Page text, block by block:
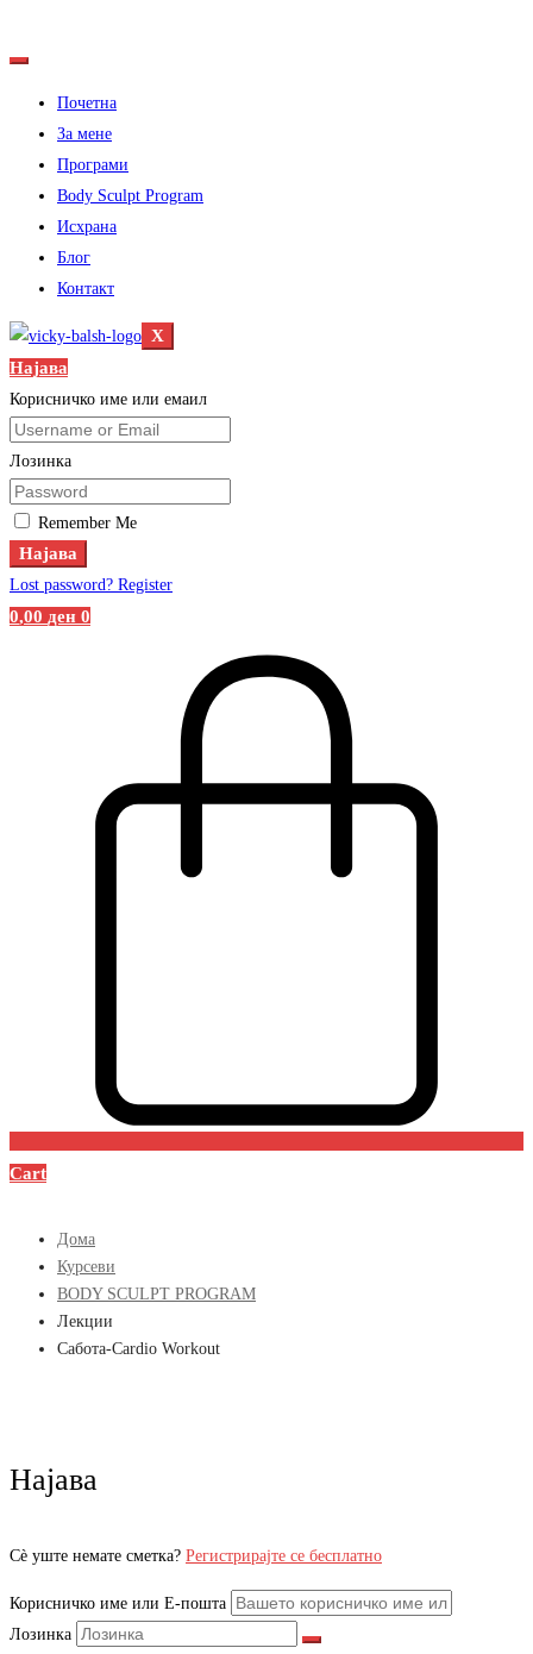
Почетна
За мене
Програми
Body Sculpt Program
Исхрана
Блог
Контакт
X
Најава
Корисничко име или емаил
Лозинка
Remember Me
Најава
Lost password? Register
0,00 ден 0
Cart
Дома
Курсеви
BODY SCULPT PROGRAM
Лекции
Сабота-Cardio Workout
Најава
Сè уште немате сметка? Регистрирајте се бесплатно
Корисничко име или Е-пошта
Лозинка